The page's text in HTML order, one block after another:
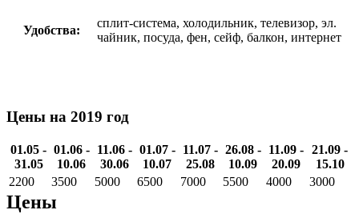
Удобства:
сплит-система, холодильник, телевизор, эл.
чайник, посуда, фен, сейф, балкон, интернет
Цены на 2019 год
01.05 -
31.05
01.06 -
10.06
11.06 -
30.06
01.07 -
10.07
11.07 -
25.08
26.08 -
10.09
11.09 -
20.09
21.09 -
15.10
2200
3500 5000 6500 7000 5500 4000 3000
Цены